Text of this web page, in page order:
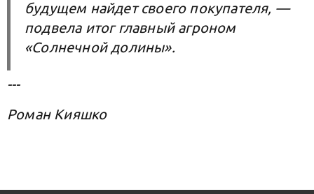
будущем найдет своего покупателя, —
подвела итог главный агроном
«Солнечной долины».
---
Роман Кияшко